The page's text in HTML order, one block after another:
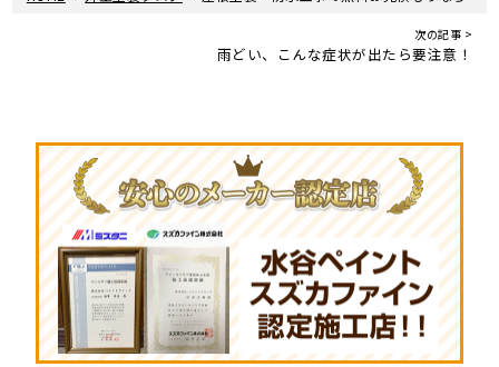
次の記事 >
雨どい、こんな症状が出たら要注意！